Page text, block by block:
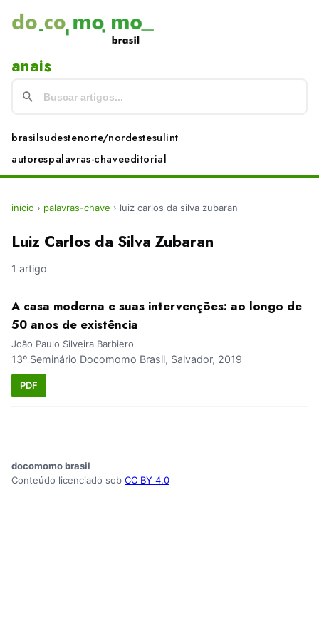
anais
brasilsudestenorte/nordestesulint
autorespalavras-chaveeditorial
início › palavras-chave › luiz carlos da silva zubaran
Luiz Carlos da Silva Zubaran
1 artigo
A casa moderna e suas intervenções: ao longo de
50 anos de existência
João Paulo Silveira Barbiero
13º Seminário Docomomo Brasil, Salvador, 2019
PDF
docomomo brasil
Conteúdo licenciado sob CC BY 4.0